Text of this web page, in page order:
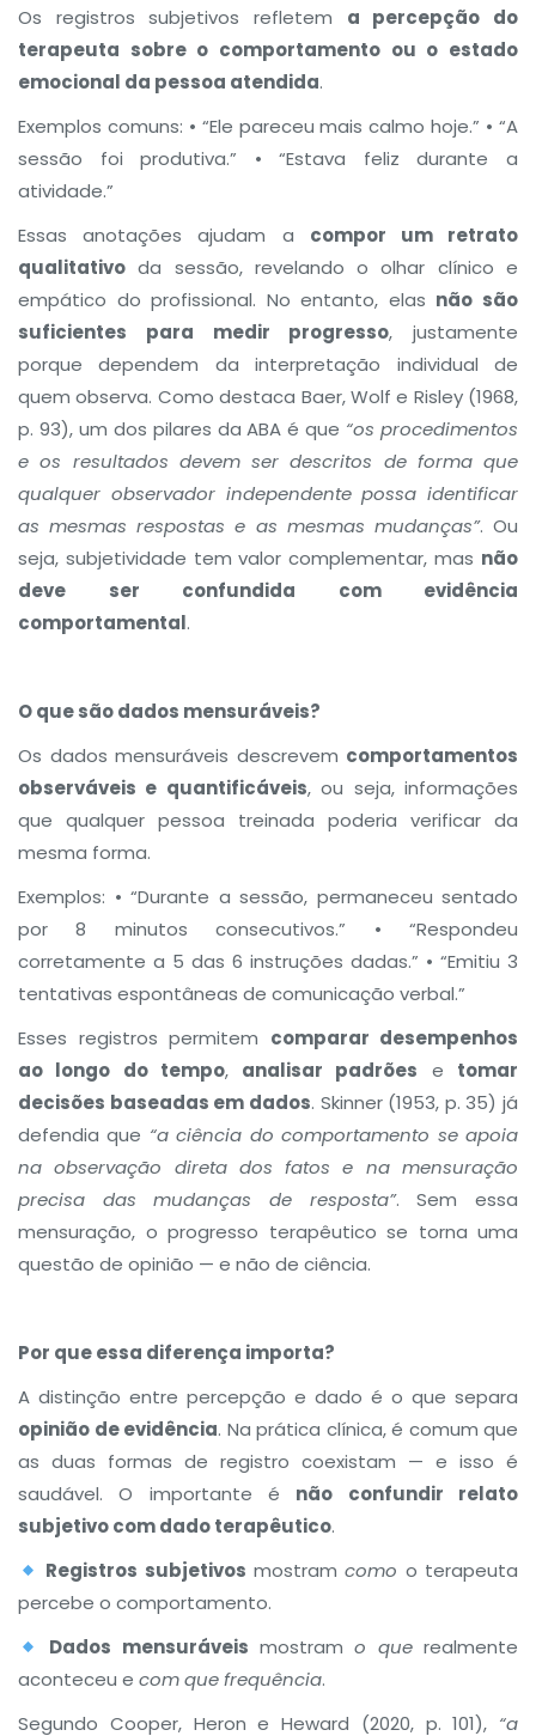
Os registros subjetivos refletem a percepção do
terapeuta sobre o comportamento ou o estado
emocional da pessoa atendida.
Exemplos comuns: • “Ele pareceu mais calmo hoje.” • “A
sessão foi produtiva.” • “Estava feliz durante a
atividade.”
Essas anotações ajudam a compor um retrato
qualitativo da sessão, revelando o olhar clínico e
empático do profissional. No entanto, elas não são
suficientes para medir progresso, justamente
porque dependem da interpretação individual de
quem observa. Como destaca Baer, Wolf e Risley (1968,
p. 93), um dos pilares da ABA é que “os procedimentos
e os resultados devem ser descritos de forma que
qualquer observador independente possa identificar
as mesmas respostas e as mesmas mudanças”. Ou
seja, subjetividade tem valor complementar, mas não
deve ser confundida com evidência
comportamental.
O que são dados mensuráveis?
Os dados mensuráveis descrevem comportamentos
observáveis e quantificáveis, ou seja, informações
que qualquer pessoa treinada poderia verificar da
mesma forma.
Exemplos: • “Durante a sessão, permaneceu sentado
por 8 minutos consecutivos.” • “Respondeu
corretamente a 5 das 6 instruções dadas.” • “Emitiu 3
tentativas espontâneas de comunicação verbal.”
Esses registros permitem comparar desempenhos
ao longo do tempo, analisar padrões e tomar
decisões baseadas em dados. Skinner (1953, p. 35) já
defendia que “a ciência do comportamento se apoia
na observação direta dos fatos e na mensuração
precisa das mudanças de resposta”. Sem essa
mensuração, o progresso terapêutico se torna uma
questão de opinião — e não de ciência.
Por que essa diferença importa?
A distinção entre percepção e dado é o que separa
opinião de evidência. Na prática clínica, é comum que
as duas formas de registro coexistam — e isso é
saudável. O importante é não confundir relato
subjetivo com dado terapêutico.
Registros subjetivos mostramcomo o terapeuta
percebe o comportamento.
Dados mensuráveis mostramo querealmente
aconteceu e com que frequência.
Segundo Cooper, Heron e Heward (2020, p. 101), “a